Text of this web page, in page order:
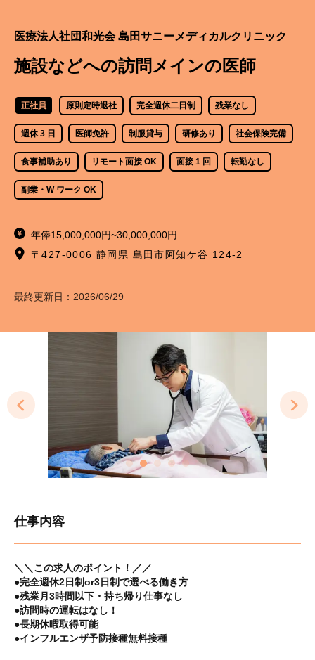
医療法人社団和光会 島田サニーメディカルクリニック
施設などへの訪問メインの医師
正社員 原則定時退社 完全週休二日制 残業なし
週休 3 日 医師免許 制服貸与 研修あり 社会保険完備
食事補助あり リモート面接 OK 面接 1 回 転勤なし
副業・W ワーク OK
年俸15,000,000円~30,000,000円
〒427-0006 静岡県 島田市阿知ケ谷 124-2
最終更新日： 2026/06/29
仕事内容
＼＼この求人のポイント！／／
●完全週休2日制or3日制で選べる働き方
●残業月3時間以下・持ち帰り仕事なし
●訪問時の運転はなし！
●長期休暇取得可能
●インフルエンザ予防接種無料接種